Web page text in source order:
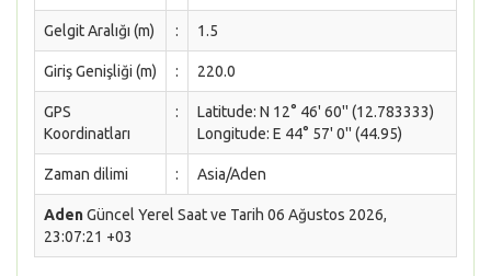
Gelgit Aralığı (m) : 1.5
Giriş Genişliği (m) : 220.0
GPS
Koordinatları
:
Latitude: N 12° 46' 60'' (12.783333)
Longitude: E 44° 57' 0'' (44.95)
Zaman dilimi : Asia/Aden
AdenGüncel Yerel Saat ve Tarih 06 Ağustos 2026,
23:07:21 +03